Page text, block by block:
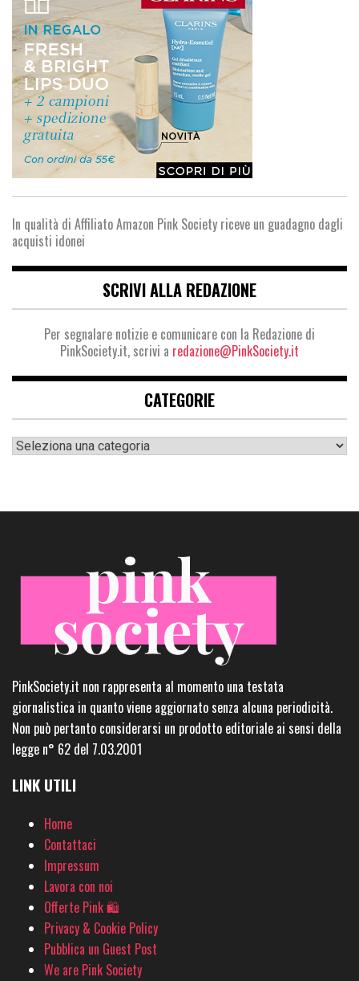
In qualità di Affiliato Amazon Pink Society riceve un guadagno dagli
acquisti idonei
SCRIVI ALLA REDAZIONE
Per segnalare notizie e comunicare con la Redazione di
PinkSociety.it, scrivi a redazione@PinkSociety.it
CATEGORIE
Categorie
PinkSociety.it non rappresenta al momento una testata
giornalistica in quanto viene aggiornato senza alcuna periodicità.
Non può pertanto considerarsi un prodotto editoriale ai sensi della
legge n° 62 del 7.03.2001
LINK UTILI
Home
Contattaci
Impressum
Lavora con noi
Offerte Pink 🛍
Privacy & Cookie Policy
Pubblica un Guest Post
We are Pink Society